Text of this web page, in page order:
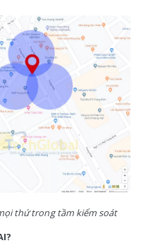
thứ trong tầm kiểm soát